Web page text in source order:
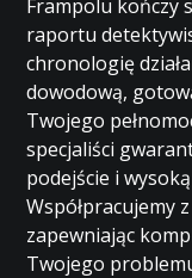
Frampolu kończy
raportu
chronologię
dowodową,
Twojego
specjaliści
podejście i
Współpracujemy
zapewniając
Twojego